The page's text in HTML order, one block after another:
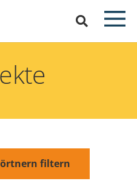
filtern